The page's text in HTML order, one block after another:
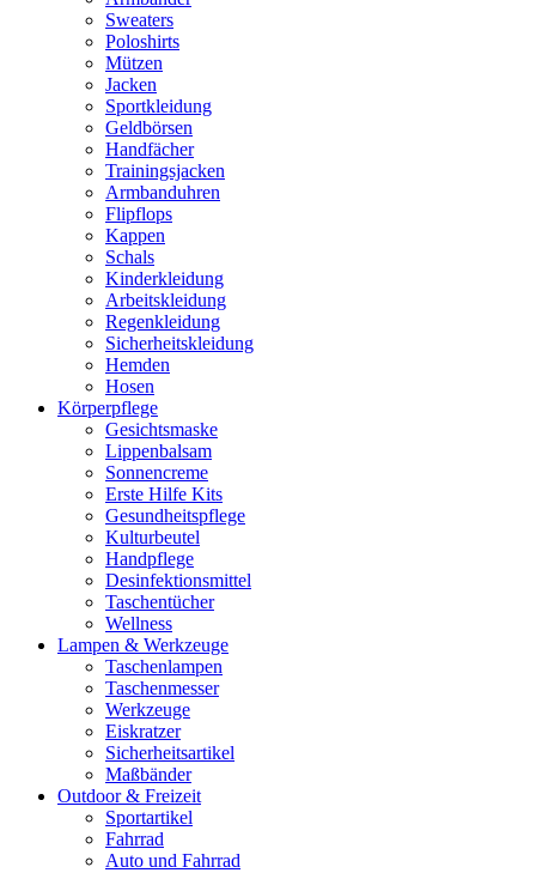
Sweaters
Poloshirts
Mützen
Jacken
Sportkleidung
Geldbörsen
Handfächer
Trainingsjacken
Armbanduhren
Flipflops
Kappen
Schals
Kinderkleidung
Arbeitskleidung
Regenkleidung
Sicherheitskleidung
Hemden
Hosen
Körperpflege
Gesichtsmaske
Lippenbalsam
Sonnencreme
Erste Hilfe Kits
Gesundheitspflege
Kulturbeutel
Handpflege
Desinfektionsmittel
Taschentücher
Wellness
Lampen & Werkzeuge
Taschenlampen
Taschenmesser
Werkzeuge
Eiskratzer
Sicherheitsartikel
Maßbänder
Outdoor & Freizeit
Sportartikel
Fahrrad
Auto und Fahrrad